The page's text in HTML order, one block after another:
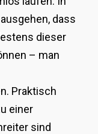
dass
dieser
– man
Praktisch
einer
sind